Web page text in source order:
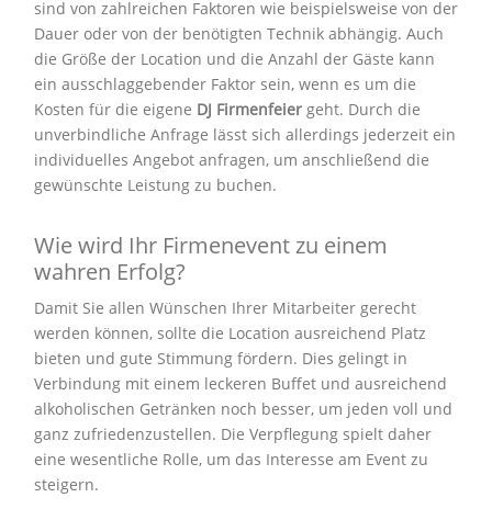
sind von zahlreichen Faktoren wie beispielsweise von der
Dauer oder von der benötigten Technik abhängig. Auch
die Größe der Location und die Anzahl der Gäste kann
ein ausschlaggebender Faktor sein, wenn es um die
Kosten für die eigene DJ Firmenfeier geht. Durch die
unverbindliche Anfrage lässt sich allerdings jederzeit ein
individuelles Angebot anfragen, um anschließend die
gewünschte Leistung zu buchen.
Wie wird Ihr Firmenevent zu einem
wahren Erfolg?
Damit Sie allen Wünschen Ihrer Mitarbeiter gerecht
werden können, sollte die Location ausreichend Platz
bieten und gute Stimmung fördern. Dies gelingt in
Verbindung mit einem leckeren Buffet und ausreichend
alkoholischen Getränken noch besser, um jeden voll und
ganz zufriedenzustellen. Die Verpflegung spielt daher
eine wesentliche Rolle, um das Interesse am Event zu
steigern.